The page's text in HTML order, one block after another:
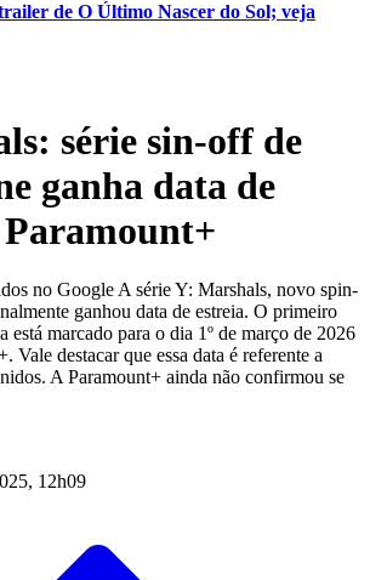
de O Último Nascer do Sol; veja
série sin-off de
ganha data de
no Google A série Y: Marshals, novo spin-
ganhou data de estreia. O primeiro
está marcado para o dia 1º de março de 2026
Vale destacar que essa data é referente a
A Paramount+ ainda não confirmou se
12h09